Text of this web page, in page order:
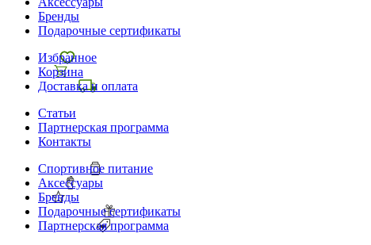
Бренды
Подарочные сертификаты
Избранное
Корзина
Доставка и оплата
Статьи
Партнерская программа
Контакты
Спортивное питание
Аксессуары
Бренды
Подарочные сертификаты
Партнерская программа